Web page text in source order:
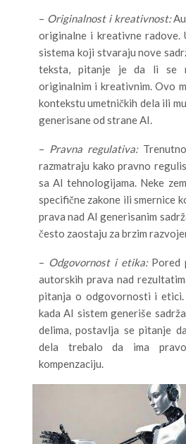
– Originalnost i kreativnost:
originalne i kreativne radove.
sistema koji stvaraju nove
teksta, pitanje je da li se
originalnim i kreativnim. Ovo
kontekstu umetničkih dela ili
generisane od strane AI.
– Pravna regulativa:
razmatraju kako pravno
sa AI tehnologijama. Neke
specifične zakone ili smernice
prava nad AI generisanim
često zaostaju za brzim
– Odgovornost i etika:Pored
autorskih prava nad
pitanja o odgovornosti i etici.
kada AI sistem generiše
delima, postavlja se pitanje
dela trebalo da ima
kompenzaciju.